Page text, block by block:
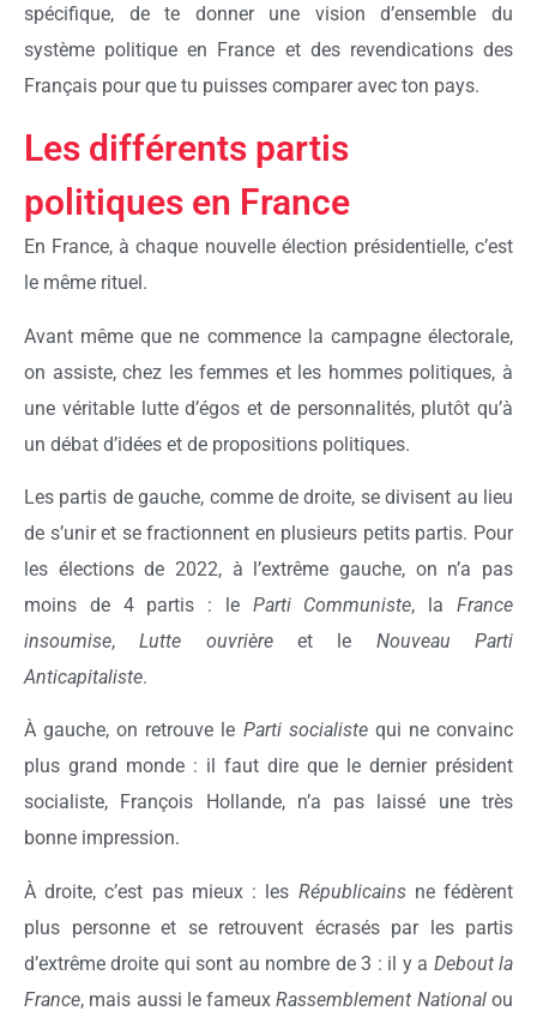
spécifique, de te donner une vision d’ensemble du
système politique en France et des revendications des
Français pour que tu puisses comparer avec ton pays.
Les différents partis
politiques en France
En France, à chaque nouvelle élection présidentielle, c’est
le même rituel.
Avant même que ne commence la campagne électorale,
on assiste, chez les femmes et les hommes politiques, à
une véritable lutte d’égos et de personnalités, plutôt qu’à
un débat d’idées et de propositions politiques.
Les partis de gauche, comme de droite, se divisent au lieu
de s’unir et se fractionnent en plusieurs petits partis. Pour
les élections de 2022, à l’extrême gauche, on n’a pas
moins de 4 partis : le Parti Communiste, laFrance
insoumise,Lutte ouvrièreet le Nouveau Parti
Anticapitaliste.
À gauche, on retrouve le Parti socialistequi ne convainc
plus grand monde : il faut dire que le dernier président
socialiste, François Hollande, n’a pas laissé une très
bonne impression.
À droite, c’est pas mieux : les Républicainsne fédèrent
plus personne et se retrouvent écrasés par les partis
d’extrême droite qui sont au nombre de 3 : il y a Debout la
France, mais aussi le fameuxRassemblement Nationalou